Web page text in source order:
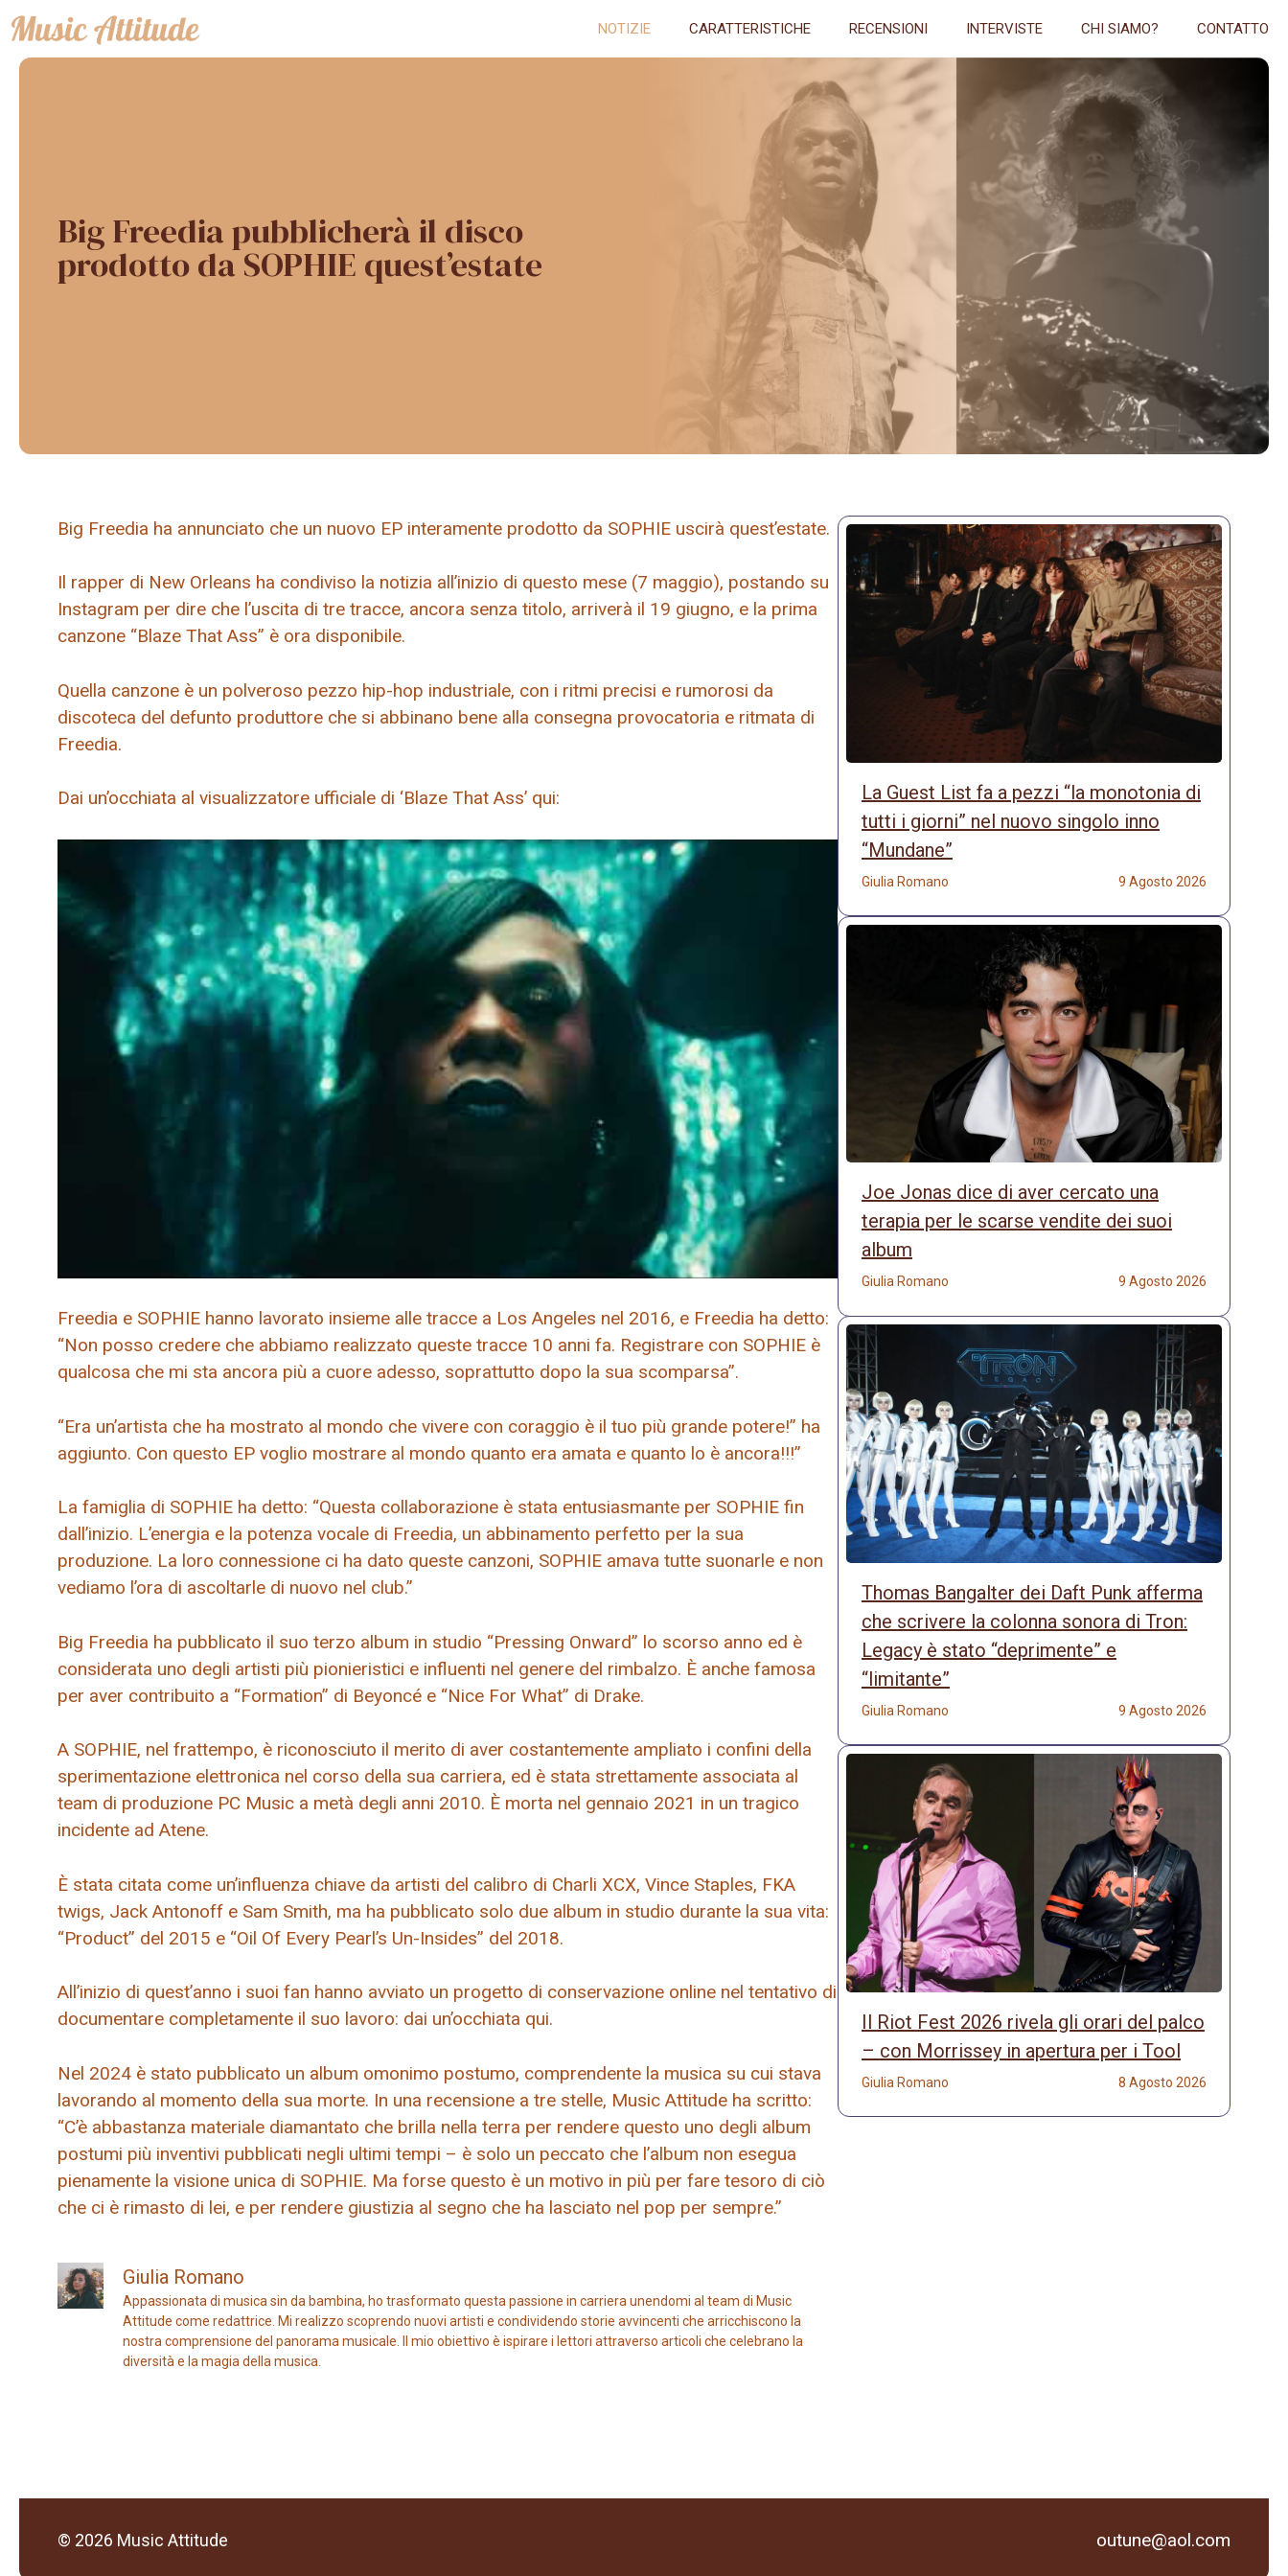
Vai
al
contenuto
NOTIZIE CARATTERISTICHE RECENSIONI INTERVISTE CHI SIAMO? CONTATTO
Big Freedia pubblicherà il disco
prodotto da SOPHIE quest’estate
Big Freedia ha annunciato che un nuovo EP interamente prodotto da SOPHIE uscirà quest’estate.
Il rapper di New Orleans ha condiviso la notizia all’inizio di questo mese (7 maggio), postando su
Instagram per dire che l’uscita di tre tracce, ancora senza titolo, arriverà il 19 giugno, e la prima
canzone “Blaze That Ass” è ora disponibile.
Quella canzone è un polveroso pezzo hip-hop industriale, con i ritmi precisi e rumorosi da
discoteca del defunto produttore che si abbinano bene alla consegna provocatoria e ritmata di
Freedia.
Dai un’occhiata al visualizzatore ufficiale di ‘Blaze That Ass’ qui:
Freedia e SOPHIE hanno lavorato insieme alle tracce a Los Angeles nel 2016, e Freedia ha detto:
“Non posso credere che abbiamo realizzato queste tracce 10 anni fa. Registrare con SOPHIE è
qualcosa che mi sta ancora più a cuore adesso, soprattutto dopo la sua scomparsa”.
“Era un’artista che ha mostrato al mondo che vivere con coraggio è il tuo più grande potere!” ha
aggiunto. Con questo EP voglio mostrare al mondo quanto era amata e quanto lo è ancora!!!”
La famiglia di SOPHIE ha detto: “Questa collaborazione è stata entusiasmante per SOPHIE fin
dall’inizio. L’energia e la potenza vocale di Freedia, un abbinamento perfetto per la sua
produzione. La loro connessione ci ha dato queste canzoni, SOPHIE amava tutte suonarle e non
vediamo l’ora di ascoltarle di nuovo nel club.”
Big Freedia ha pubblicato il suo terzo album in studio “Pressing Onward” lo scorso anno ed è
considerata uno degli artisti più pionieristici e influenti nel genere del rimbalzo. È anche famosa
per aver contribuito a “Formation” di Beyoncé e “Nice For What” di Drake.
A SOPHIE, nel frattempo, è riconosciuto il merito di aver costantemente ampliato i confini della
sperimentazione elettronica nel corso della sua carriera, ed è stata strettamente associata al
team di produzione PC Music a metà degli anni 2010. È morta nel gennaio 2021 in un tragico
incidente ad Atene.
È stata citata come un’influenza chiave da artisti del calibro di Charli XCX, Vince Staples, FKA
twigs, Jack Antonoff e Sam Smith, ma ha pubblicato solo due album in studio durante la sua vita:
“Product” del 2015 e “Oil Of Every Pearl’s Un-Insides” del 2018.
All’inizio di quest’anno i suoi fan hanno avviato un progetto di conservazione online nel tentativo di
documentare completamente il suo lavoro: dai un’occhiata qui.
Nel 2024 è stato pubblicato un album omonimo postumo, comprendente la musica su cui stava
lavorando al momento della sua morte. In una recensione a tre stelle, Music Attitude ha scritto:
“C’è abbastanza materiale diamantato che brilla nella terra per rendere questo uno degli album
postumi più inventivi pubblicati negli ultimi tempi – è solo un peccato che l’album non esegua
pienamente la visione unica di SOPHIE. Ma forse questo è un motivo in più per fare tesoro di ciò
che ci è rimasto di lei, e per rendere giustizia al segno che ha lasciato nel pop per sempre.”
Giulia Romano
Appassionata di musica sin da bambina, ho trasformato questa passione in carriera unendomi al team di Music
Attitude come redattrice. Mi realizzo scoprendo nuovi artisti e condividendo storie avvincenti che arricchiscono la
nostra comprensione del panorama musicale. Il mio obiettivo è ispirare i lettori attraverso articoli che celebrano la
diversità e la magia della musica.
La Guest List fa a pezzi “la monotonia di
tutti i giorni” nel nuovo singolo inno
“Mundane”
Giulia Romano 9 Agosto 2026
Joe Jonas dice di aver cercato una
terapia per le scarse vendite dei suoi
album
Giulia Romano 9 Agosto 2026
Thomas Bangalter dei Daft Punk afferma
che scrivere la colonna sonora di Tron:
Legacy è stato “deprimente” e
“limitante”
Giulia Romano 9 Agosto 2026
Il Riot Fest 2026 rivela gli orari del palco
– con Morrissey in apertura per i Tool
Giulia Romano 8 Agosto 2026
© 2026 Music Attitude outune@aol.com